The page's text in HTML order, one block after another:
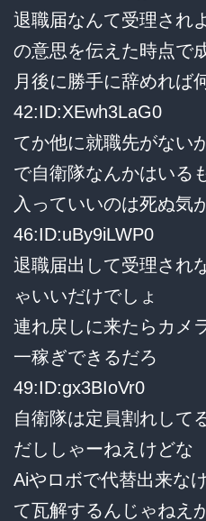
退職届なんて受理され
の意思を伝えた時点で
月後に勝手に辞めれば
42:ID:XEwh3LaG0
てか他に就職先がない
で自衛隊なんかはいる
入っていいのは死ぬ気
46:ID:uBy9iLWP0
退職届出して受理され
ゃいいだけでしょ
連れ戻しに来たらカメ
一稼ぎできるだろ
49:ID:gx3BIoVr0
自衛隊は定員割れして
だししゃーねえけどな
Aiやロボで代替出来な
て瓦解するんじゃねえ